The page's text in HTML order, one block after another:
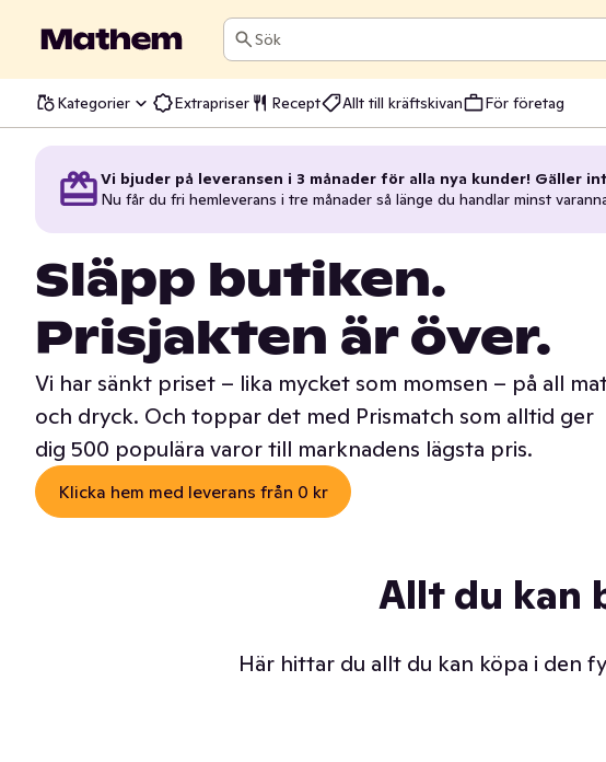
Sök
Kategorier Extrapriser Recept Allt till kräftskivan För företag
Vi bjuder på leveransen i 3 månader för alla nya kunder! Gäller
Nu får du fri hemleverans i tre månader så länge du handlar minst
Släpp butiken.
Prisjakten är över.
Vi har sänkt priset – lika mycket som momsen – på all
och dryck. Och toppar det med Prismatch som alltid ger
dig 500 populära varor till marknadens lägsta pris.
Klicka hem med leverans från 0 kr
Allt du kan
Här hittar du allt du kan köpa i den